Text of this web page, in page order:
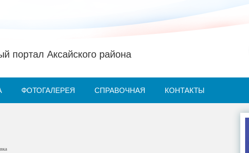
портал Аксайского района
ФОТОГАЛЕРЕЯ СПРАВОЧНАЯ КОНТАКТЫ